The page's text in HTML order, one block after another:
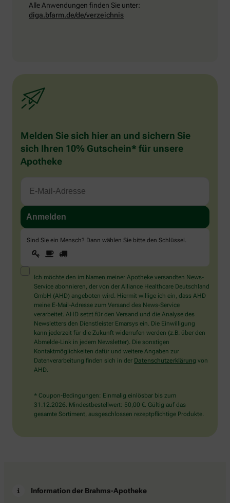
Alle Anwendungen finden Sie unter:
diga.bfarm.de/de/verzeichnis
Melden Sie sich hier an und sichern Sie
sich Ihren 10% Gutschein* für unsere
Apotheke
Sind Sie ein Mensch? Dann wählen Sie bitte den Schlüssel
Sind
Sie
ein
Mensch?
Dann
wählen
Sie
bitte
den
Schlüssel.
1 2
Ich möchte den im Namen meiner Apotheke versandten News-
Service abonnieren, der von der Alliance Healthcare Deutschland
GmbH (AHD) angeboten wird. Hiermit willige ich ein, dass AHD
meine E-Mail-Adresse zum Versand des News-Service
verarbeitet. AHD setzt für den Versand und die Analyse des
Newsletters den Dienstleister Emarsys ein. Die Einwilligung
kann jederzeit für die Zukunft widerrufen werden (z.B. über den
Abmelde-Link in jedem Newsletter). Die sonstigen
Kontaktmöglichkeiten dafür und weitere Angaben zur
Datenverarbeitung finden sich in der Datenschutzerklärung von
AHD.
* Coupon-Bedingungen: Einmalig einlösbar bis zum
31.12.2026. Mindestbestellwert: 50,00 €. Gültig auf das
gesamte Sortiment, ausgeschlossen rezeptpflichtige Produkte.
Information der Brahms-Apotheke